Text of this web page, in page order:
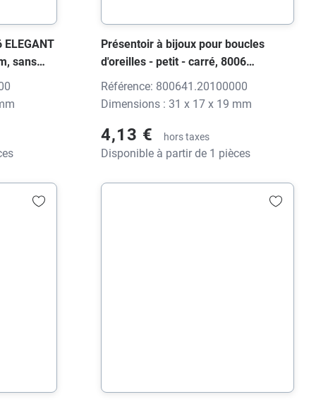
sans
Présentoir à bijoux pour boucles
d'oreilles - petit - carré, 8006
ELEGANT Top-Soft noir, 31x17x19
mm, sans impression
Référence: 800641.20100000
Dimensions : 31 x 17 x 19 mm
4,13 € hors taxes
Disponible à partir de 1 pièces